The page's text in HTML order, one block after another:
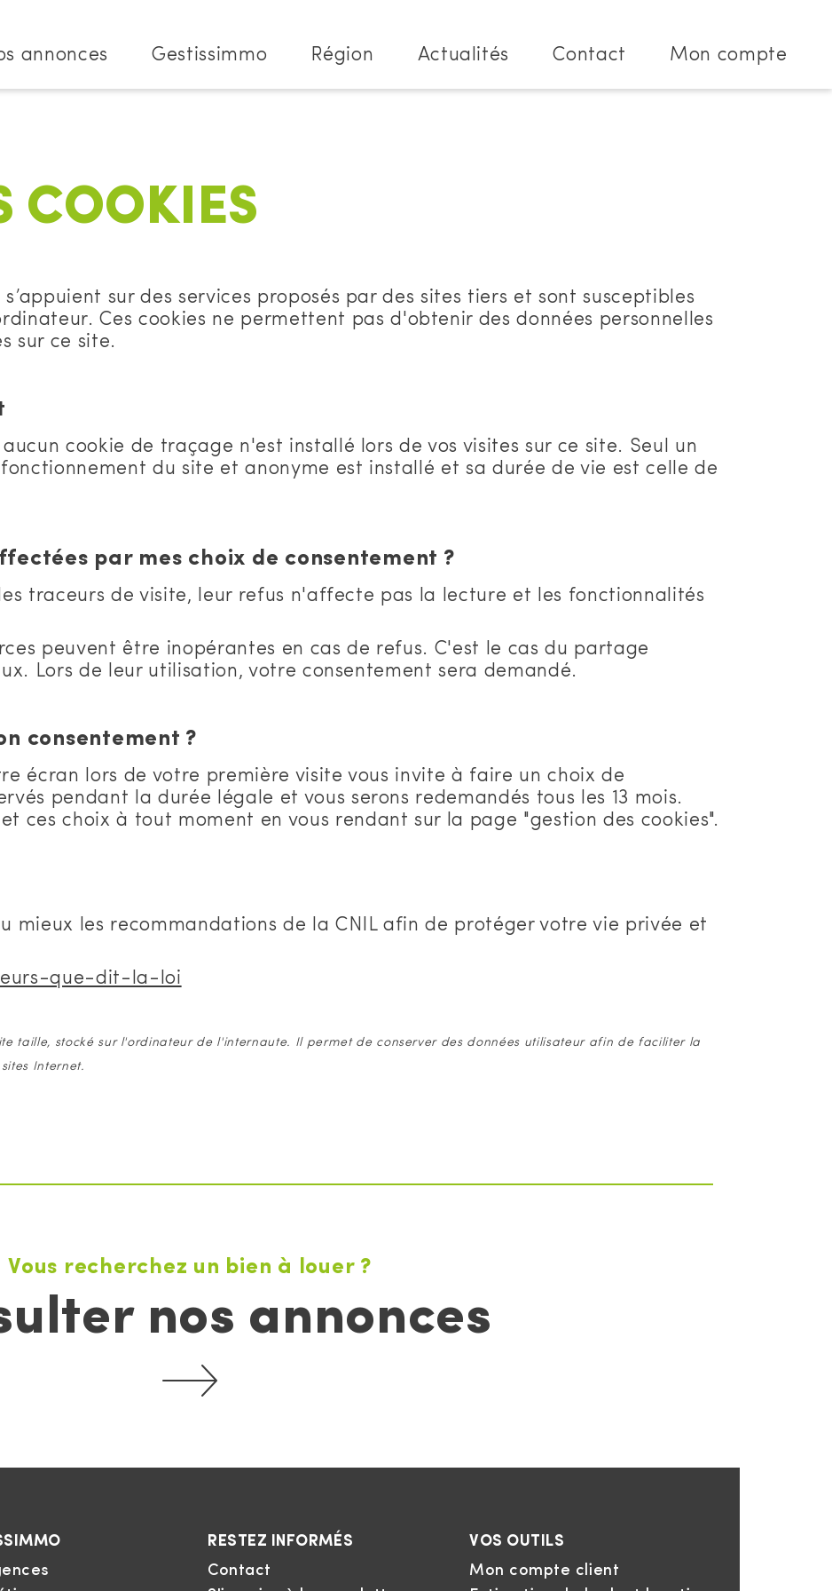
annonces Gestissimmo Région Actualités Contact Mon compte
COOKIES
sur des services proposés par des sites tiers et sont susceptibles
Ces cookies ne permettent pas d'obtenir des données personnelles
sur ce site.
cookie de traçage n'est installé lors de vos visites sur ce site. Seul un
du site et anonyme est installé et sa durée de vie est celle de
par mes choix de consentement ?
traceurs de visite, leur refus n'affecte pas la lecture et les fonctionnalités
peuvent être inopérantes en cas de refus. C'est le cas du partage
Lors de leur utilisation, votre consentement sera demandé.
consentement ?
écran lors de votre première visite vous invite à faire un choix de
pendant la durée légale et vous serons redemandés tous les 13 mois.
ces choix à tout moment en vous rendant sur la page "gestion des cookies".
mieux les recommandations de la CNIL afin de protéger votre vie privée et
que-dit-la-loi
taille, stocké sur l'ordinateur de l'internaute. Il permet de conserver des données utilisateur afin de faciliter la
Internet.
Vous recherchez un bien à louer ?
nos annonces
RESTEZ INFORMÉS
Contact
VOS OUTILS
Mon compte client